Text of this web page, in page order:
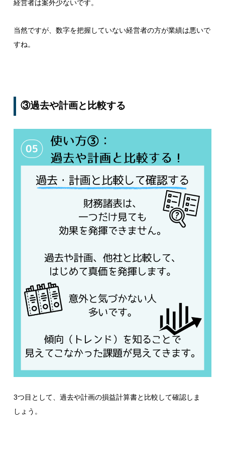
経営者は案外少ないです。
当然ですが、数字を把握していない経営者の方が業績は悪いで
すね。
③過去や計画と比較する
3つ目として、過去や計画の損益計算書と比較して確認しま
しょう。